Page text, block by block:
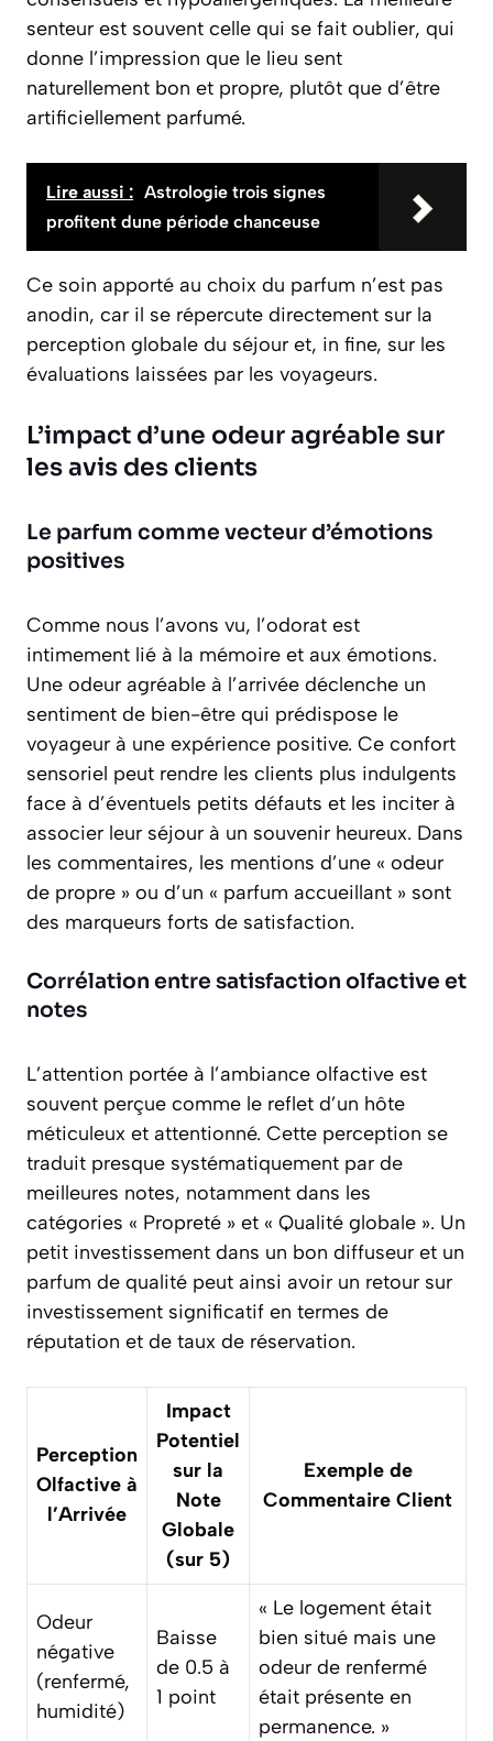
senteur est souvent celle qui se fait oublier, qui
donne l’impression que le lieu sent
naturellement bon et propre, plutôt que d’être
artificiellement parfumé.
Lire aussi : Astrologie trois signes
profitent dune période chanceuse
Ce soin apporté au choix du parfum n’est pas
anodin, car il se répercute directement sur la
perception globale du séjour et, in fine, sur les
évaluations laissées par les voyageurs.
L’impact d’une odeur agréable sur
les avis des clients
Le parfum comme vecteur d’émotions
positives
Comme nous l’avons vu, l’odorat est
intimement lié à la mémoire et aux émotions.
Une odeur agréable à l’arrivée déclenche un
sentiment de bien-être qui prédispose le
voyageur à une expérience positive. Ce confort
sensoriel peut rendre les clients plus indulgents
face à d’éventuels petits défauts et les inciter à
associer leur séjour à un souvenir heureux. Dans
les commentaires, les mentions d’une « odeur
de propre » ou d’un « parfum accueillant » sont
des marqueurs forts de satisfaction.
Corrélation entre satisfaction olfactive et
notes
L’attention portée à l’ambiance olfactive est
souvent perçue comme le reflet d’un hôte
méticuleux et attentionné. Cette perception se
traduit presque systématiquement par de
meilleures notes, notamment dans les
catégories « Propreté » et « Qualité globale ». Un
petit investissement dans un bon diffuseur et un
parfum de qualité peut ainsi avoir un retour sur
investissement significatif en termes de
réputation et de taux de réservation.
Perception
Olfactive à
l’Arrivée
Impact
Potentiel
sur la
Note
Globale
(sur 5)
Exemple de
Commentaire Client
Odeur
négative
(renfermé,
humidité)
Baisse
de 0.5 à
1 point
« Le logement était
bien situé mais une
odeur de renfermé
était présente en
permanence. »